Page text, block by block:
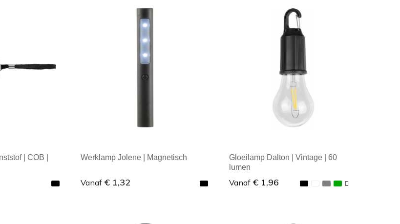
Minimale afname: 1 Minimale afname: 1
| COB |
Werklamp Jolene | Magnetisch
Vanaf € 1,32
Gloeilamp Dalton | Vintage | 60
lumen
Vanaf € 1,96